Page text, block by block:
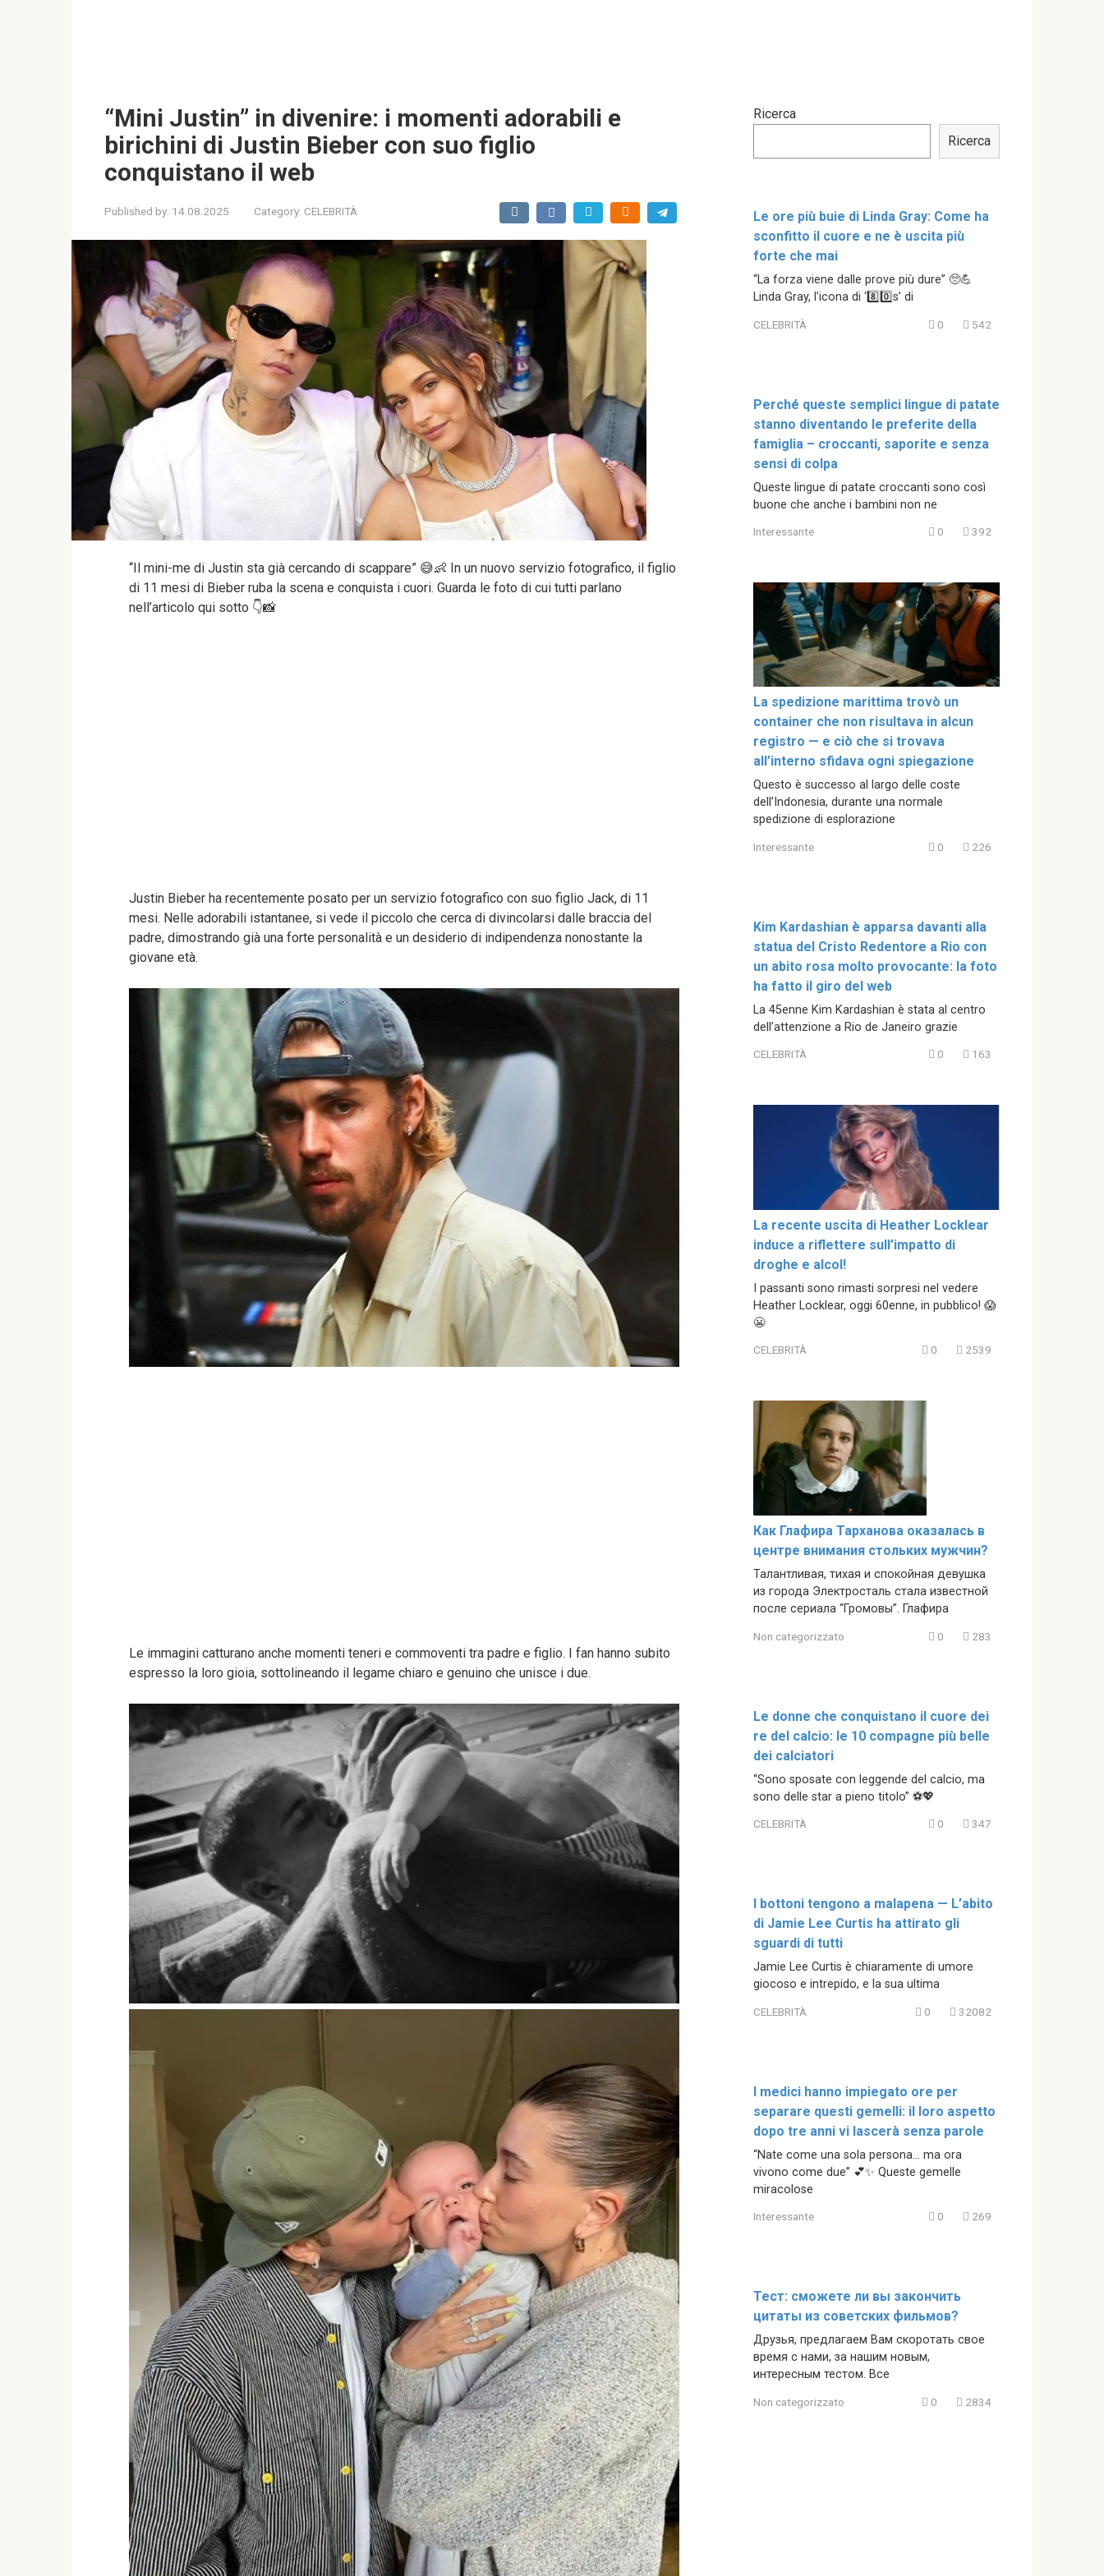
“Mini Justin” in divenire: i momenti adorabili e
birichini di Justin Bieber con suo figlio
conquistano il web
Published by: 14.08.2025 Category: CELEBRITÀ
“Il mini-me di Justin sta già cercando di scappare” 😅👶 In un nuovo servizio fotografico, il figlio
di 11 mesi di Bieber ruba la scena e conquista i cuori. Guarda le foto di cui tutti parlano
nell’articolo qui sotto 👇📸
Justin Bieber ha recentemente posato per un servizio fotografico con suo figlio Jack, di 11
mesi. Nelle adorabili istantanee, si vede il piccolo che cerca di divincolarsi dalle braccia del
padre, dimostrando già una forte personalità e un desiderio di indipendenza nonostante la
giovane età.
Le immagini catturano anche momenti teneri e commoventi tra padre e figlio. I fan hanno subito
espresso la loro gioia, sottolineando il legame chiaro e genuino che unisce i due.
Ricerca
Ricerca
Le ore più buie di Linda Gray: Come ha
sconfitto il cuore e ne è uscita più
forte che mai
“La forza viene dalle prove più dure” 🥺💪
Linda Gray, l’icona di ‘8️⃣0️⃣s’ di
CELEBRITÀ 0 542
Perché queste semplici lingue di patate
stanno diventando le preferite della
famiglia – croccanti, saporite e senza
sensi di colpa
Queste lingue di patate croccanti sono così
buone che anche i bambini non ne
Interessante 0 392
La spedizione marittima trovò un
container che non risultava in alcun
registro — e ciò che si trovava
all’interno sfidava ogni spiegazione
Questo è successo al largo delle coste
dell’Indonesia, durante una normale
spedizione di esplorazione
Interessante 0 226
Kim Kardashian è apparsa davanti alla
statua del Cristo Redentore a Rio con
un abito rosa molto provocante: la foto
ha fatto il giro del web
La 45enne Kim Kardashian è stata al centro
dell’attenzione a Rio de Janeiro grazie
CELEBRITÀ 0 163
La recente uscita di Heather Locklear
induce a riflettere sull’impatto di
droghe e alcol!
I passanti sono rimasti sorpresi nel vedere
Heather Locklear, oggi 60enne, in pubblico! 😱
😬
CELEBRITÀ 0 2539
Как Глафира Тарханова оказалась в
центре внимания стольких мужчин?
Талантливая, тихая и спокойная девушка
из города Электросталь стала известной
после сериала “Громовы”. Глафира
Non categorizzato 0 283
Le donne che conquistano il cuore dei
re del calcio: le 10 compagne più belle
dei calciatori
“Sono sposate con leggende del calcio, ma
sono delle star a pieno titolo” ⚽💖
CELEBRITÀ 0 347
I bottoni tengono a malapena — L’abito
di Jamie Lee Curtis ha attirato gli
sguardi di tutti
Jamie Lee Curtis è chiaramente di umore
giocoso e intrepido, e la sua ultima
CELEBRITÀ 0 32082
I medici hanno impiegato ore per
separare questi gemelli: il loro aspetto
dopo tre anni vi lascerà senza parole
“Nate come una sola persona… ma ora
vivono come due” 💕✨ Queste gemelle
miracolose
Interessante 0 269
Тест: сможете ли вы закончить
цитаты из советских фильмов?
Друзья, предлагаем Вам скоротать свое
время с нами, за нашим новым,
интересным тестом. Все
Non categorizzato 0 2834